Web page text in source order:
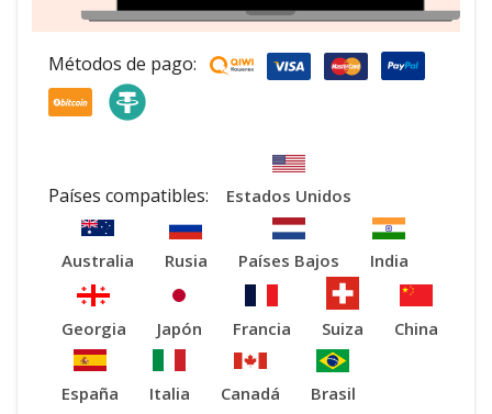
Métodos de pago:
Países compatibles: Estados Unidos
Australia Rusia Países Bajos India
Georgia Japón Francia Suiza China
España Italia Canadá Brasil